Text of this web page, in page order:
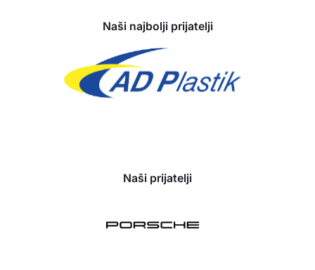
Naši najbolji prijatelji
Naši prijatelji